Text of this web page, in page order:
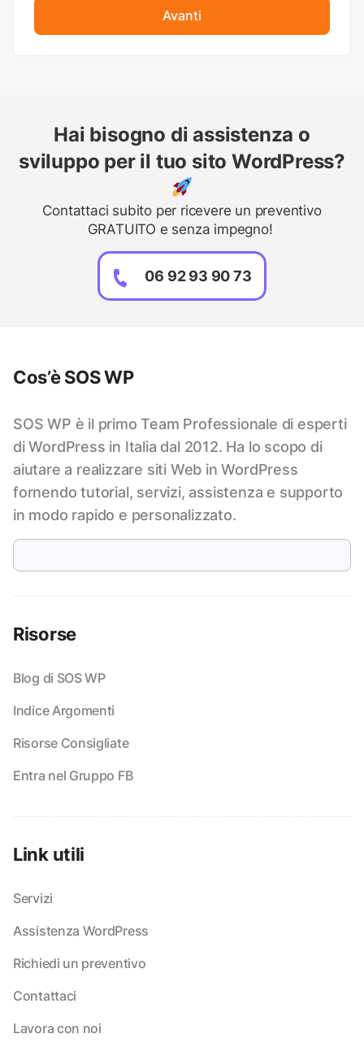
Avanti
Hai bisogno di assistenza o
sviluppo per il tuo sito WordPress?
Contattaci subito per ricevere un preventivo
GRATUITO e senza impegno!
06 92 93 90 73
Cos’è SOS WP
SOS WP è il primo Team Professionale di esperti
di WordPress in Italia dal 2012. Ha lo scopo di
aiutare a realizzare siti Web in WordPress
fornendo tutorial, servizi, assistenza e supporto
in modo rapido e personalizzato.
Risorse
Blog di SOS WP
Indice Argomenti
Risorse Consigliate
Entra nel Gruppo FB
Link utili
Servizi
Assistenza WordPress
Richiedi un preventivo
Contattaci
Lavora con noi